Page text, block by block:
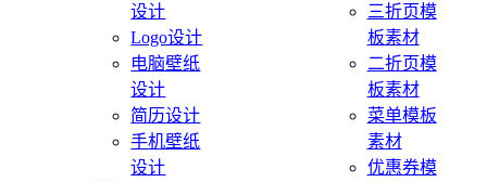
设计
Logo设计
电脑壁纸
设计
简历设计
手机壁纸
设计
三折页模
板素材
二折页模
板素材
菜单模板
素材
优惠券模